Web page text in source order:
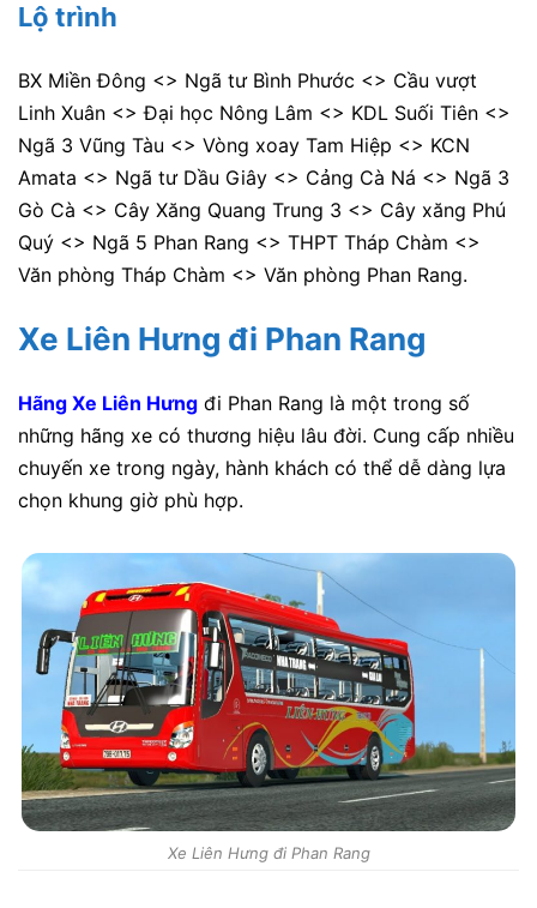
Lộ trình
BX Miền Đông <> Ngã tư Bình Phước <> Cầu vượt
Linh Xuân <> Đại học Nông Lâm <> KDL Suối Tiên <>
Ngã 3 Vũng Tàu <> Vòng xoay Tam Hiệp <> KCN
Amata <> Ngã tư Dầu Giây <> Cảng Cà Ná <> Ngã 3
Gò Cà <> Cây Xăng Quang Trung 3 <> Cây xăng Phú
Quý <> Ngã 5 Phan Rang <> THPT Tháp Chàm <>
Văn phòng Tháp Chàm <> Văn phòng Phan Rang.
Xe Liên Hưng đi Phan Rang
Hãng Xe Liên Hưng đi Phan Rang là một trong số
những hãng xe có thương hiệu lâu đời. Cung cấp nhiều
chuyến xe trong ngày, hành khách có thể dễ dàng lựa
chọn khung giờ phù hợp.
Xe Liên Hưng đi Phan Rang